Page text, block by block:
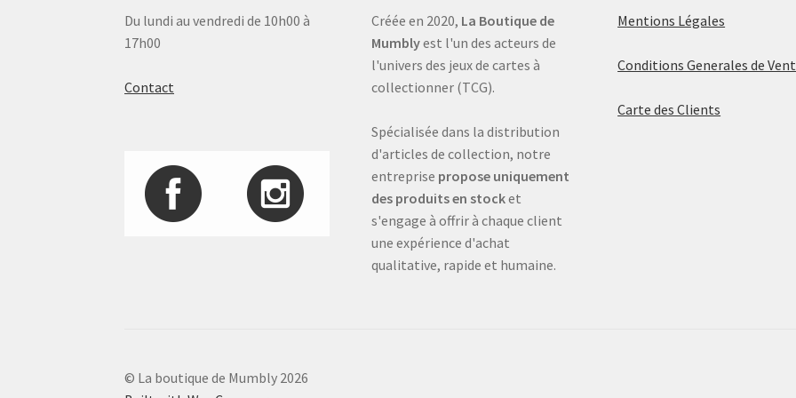
Du lundi au vendredi de 10h00 à
17h00
Contact
Créée en 2020, La Boutique de
Mumblyest l'un des acteurs de
l'univers des jeux de cartes à
collectionner (TCG).
Spécialisée dans la distribution
d'articles de collection, notre
entreprise propose uniquement
des produits en stocket
s'engage à offrir à chaque client
une expérience d'achat
qualitative, rapide et humaine.
Mentions Légales
Conditions Generales de
Carte des Clients
© La boutique de Mumbly 2026